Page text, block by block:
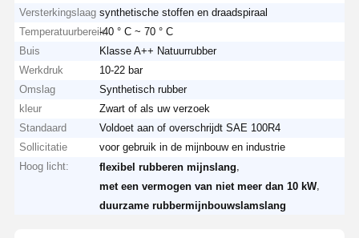
Versterkingslaag synthetische stoffen en draadspiraal
Temperatuurbereik-40 ° C ~ 70 ° C
Buis
Klasse A++ Natuurrubber
Werkdruk
10-22 bar
Omslag
Synthetisch rubber
kleur
Zwart of als uw verzoek
Standaard
Voldoet aan of overschrijdt SAE 100R4
Sollicitatie
voor gebruik in de mijnbouw en industrie
Hoog licht:
flexibel rubberen mijnslang
met een vermogen van niet meer dan 10 kW,
duurzame rubbermijnbouwslamslang